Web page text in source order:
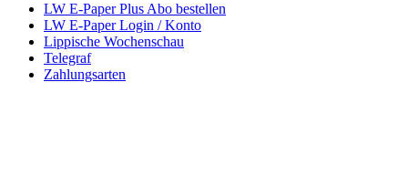
LW E-Paper Plus Abo bestellen
LW E-Paper Login / Konto
Lippische Wochenschau
Telegraf
Zahlungsarten